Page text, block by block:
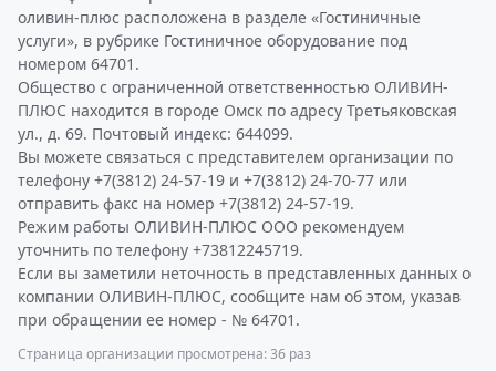
оливин-плюс расположена в разделе «Гостиничные
услуги», в рубрике Гостиничное оборудование под
номером 64701.
Общество с ограниченной ответственностью ОЛИВИН-
ПЛЮС находится в городе Омск по адресу Третьяковская
ул., д. 69. Почтовый индекс: 644099.
Вы можете связаться с представителем организации по
телефону +7(3812) 24-57-19 и +7(3812) 24-70-77 или
отправить факс на номер +7(3812) 24-57-19.
Режим работы ОЛИВИН-ПЛЮС ООО рекомендуем
уточнить по телефону +73812245719.
Если вы заметили неточность в представленных данных о
компании ОЛИВИН-ПЛЮС, сообщите нам об этом, указав
при обращении ее номер - № 64701.
Страница организации просмотрена: 36 раз